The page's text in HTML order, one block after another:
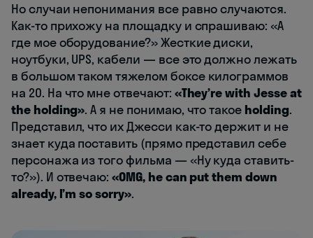
Но случаи непонимания все равно случаются.
Как-то прихожу на площадку и спрашиваю: «А
где мое оборудование?» Жесткие диски,
ноутбуки, UPS, кабели — все это должно лежать
в большом таком тяжелом боксе килограммов
на 20. На что мне отвечают: «They’re with Jesse at
the holding». А я не понимаю, что такое holding.
Представил, что их Джесси как-то держит и не
знает куда поставить (прямо представил себе
персонажа из того фильма — «Ну куда ставить-
то?»). И отвечаю:«OMG, he can put them down
already, I’m so sorry».